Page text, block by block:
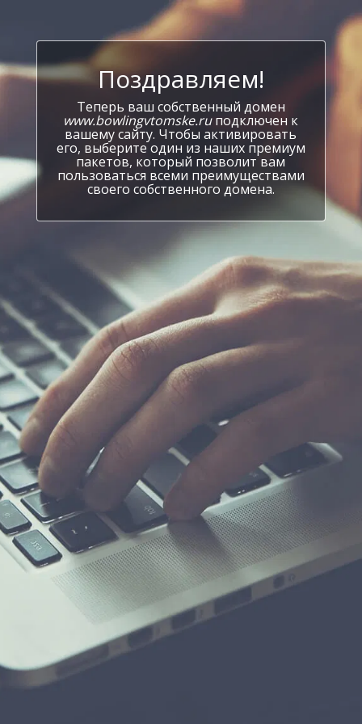
Поздравляем!
Теперь ваш собственный домен
www.bowlingvtomske.ruподключен к
вашему сайту. Чтобы активировать
его, выберите один из наших премиум
пакетов, который позволит вам
пользоваться всеми преимуществами
своего собственного домена.